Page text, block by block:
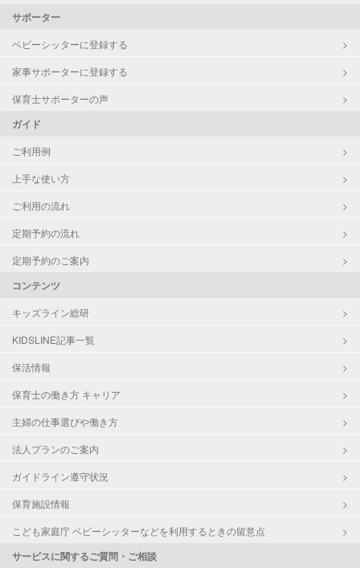
サポーター
ベビーシッターに登録する
家事サポーターに登録する
保育士サポーターの声
ガイド
ご利用例
上手な使い方
ご利用の流れ
定期予約の流れ
定期予約のご案内
コンテンツ
キッズライン総研
KIDSLINE記事一覧
保活情報
保育士の働き方 キャリア
主婦の仕事選びや働き方
法人プランのご案内
ガイドライン遵守状況
保育施設情報
こども家庭庁 ベビーシッターなどを利用するときの留意点
サービスに関するご質問・ご相談